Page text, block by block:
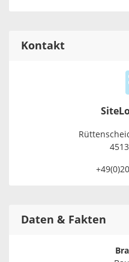
Kontakt
Daten & Fakten